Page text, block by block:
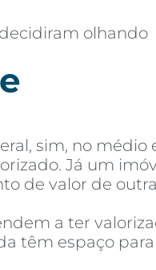
olhando
sim, no médio
Já um
de valor de
a ter
têm espaço para